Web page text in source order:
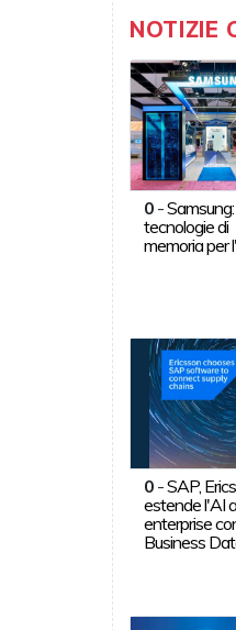
NOTIZIE
0-
tecnologie di
memoria per
0-SAP,
estende l'AI
enterprise
Business